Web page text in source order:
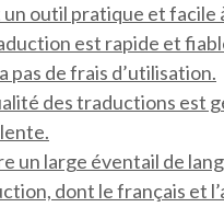
un outil pratique et facile
est rapide et
a pas de frais d’utilisation.
des traductions est
un large éventail de
dont le français et